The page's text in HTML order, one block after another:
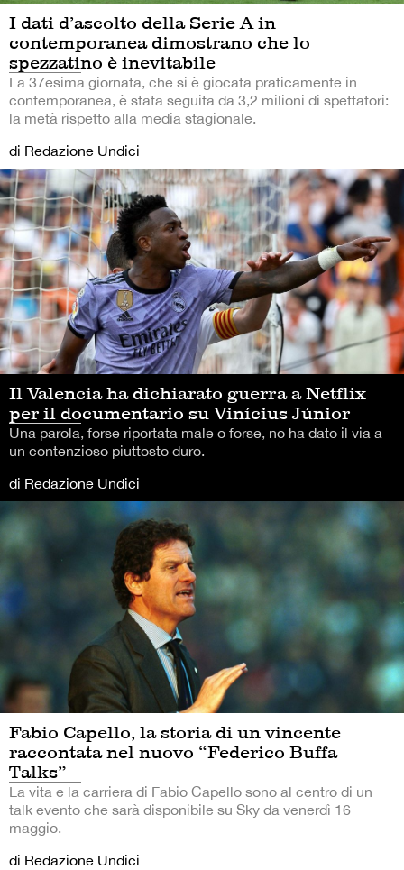
I dati d’ascolto della Serie A in
contemporanea dimostrano che lo
spezzatino è inevitabile
La 37esima giornata, che si è giocata praticamente in
contemporanea, è stata seguita da 3,2 milioni di spettatori:
la metà rispetto alla media stagionale.
di Redazione Undici
Il Valencia ha dichiarato guerra a Netflix
per il documentario su Vinícius Júnior
Una parola, forse riportata male o forse, no ha dato il via a
un contenzioso piuttosto duro.
di Redazione Undici
Fabio Capello, la storia di un vincente
raccontata nel nuovo “Federico Buffa
Talks”
La vita e la carriera di Fabio Capello sono al centro di un
talk evento che sarà disponibile su Sky da venerdì 16
maggio.
di Redazione Undici